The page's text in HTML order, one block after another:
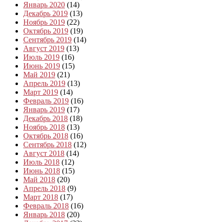
Январь 2020 (14)
Декабрь 2019 (13)
Ноябрь 2019 (22)
Октябрь 2019 (19)
Сентябрь 2019 (14)
Август 2019 (13)
Июль 2019 (16)
Июнь 2019 (15)
Май 2019 (21)
Апрель 2019 (13)
Март 2019 (14)
Февраль 2019 (16)
Январь 2019 (17)
Декабрь 2018 (18)
Ноябрь 2018 (13)
Октябрь 2018 (16)
Сентябрь 2018 (12)
Август 2018 (14)
Июль 2018 (12)
Июнь 2018 (15)
Май 2018 (20)
Апрель 2018 (9)
Март 2018 (17)
Февраль 2018 (16)
Январь 2018 (20)